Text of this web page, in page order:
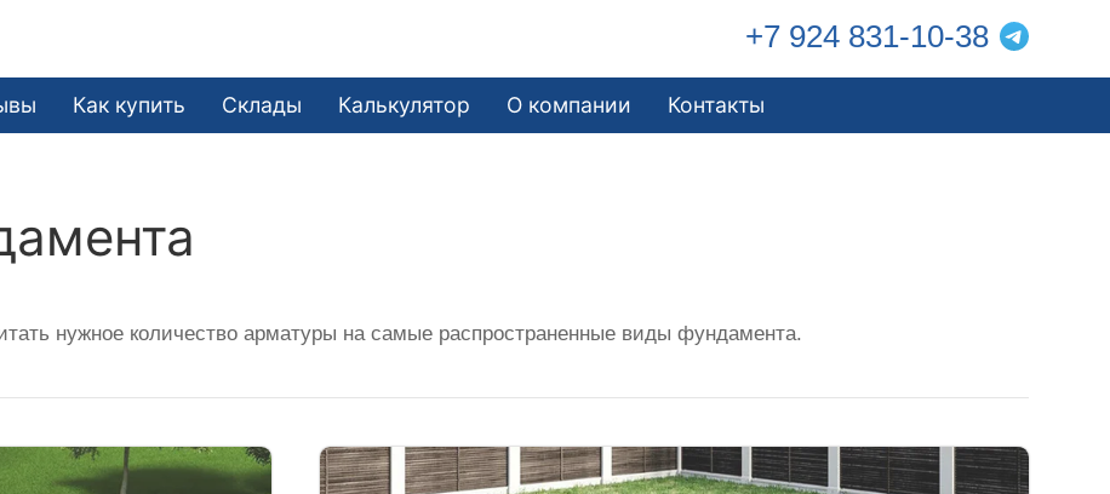
+7 924 831-10-38
Как купить Склады Калькулятор О компании Контакты
нужное количество арматуры на самые распространенные виды фундамента.